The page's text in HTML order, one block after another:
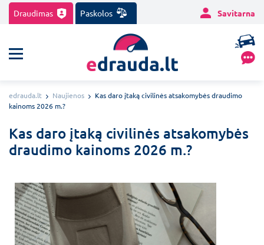
Draudimas Paskolos Savitarna
edrauda.lt Naujienos
Kas daro įtaką civilinės atsakomybės draudimo
kainoms 2026 m.?
Kas daro įtaką civilinės atsakomybės
draudimo kainoms 2026 m.?